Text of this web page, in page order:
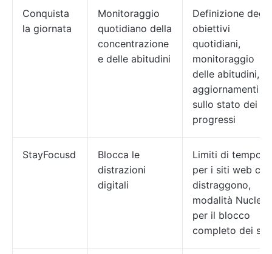
Conquista
la giornata
Monitoraggio
quotidiano della
concentrazione
e delle abitudini
Definizione degli
obiettivi
quotidiani,
monitoraggio
delle abitudini,
aggiornamenti
sullo stato dei
progressi
StayFocusd
Blocca le
distrazioni
digitali
Limiti di tempo
per i siti web che
distraggono,
modalità Nuclear
per il blocco
completo dei siti